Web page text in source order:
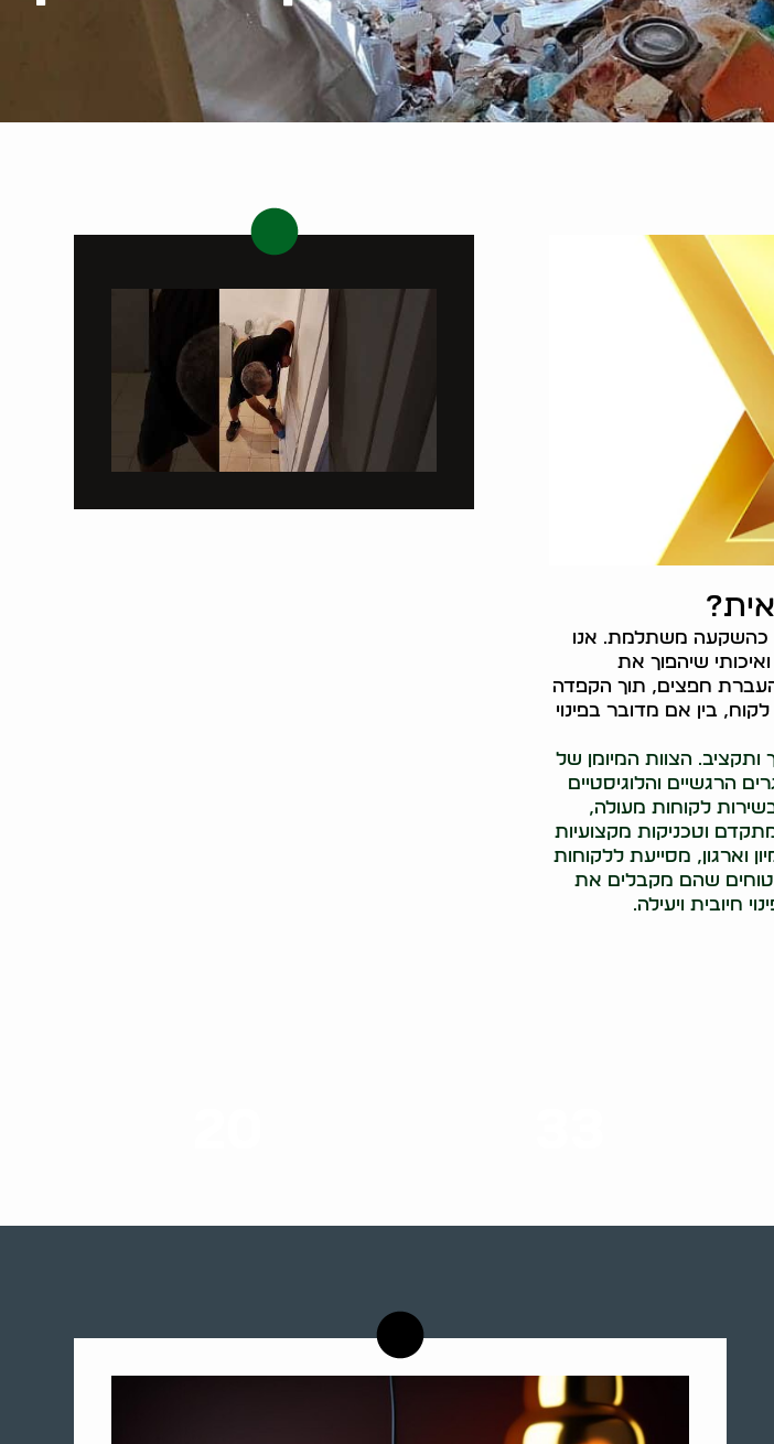
כהשקעה משתלמת. אנו
שיהפוך את
העברת חפצים, תוך הקפדה
בין אם מדובר בפינוי
ותקציב. הצוות המיומן של
הרגשיים והלוגיסטיים
לקוחות מעולה,
וטכניקות מקצועיות
וארגון, מסייעת ללקוחות
בטוחים שהם מקבלים את
חיובית ויעילה.